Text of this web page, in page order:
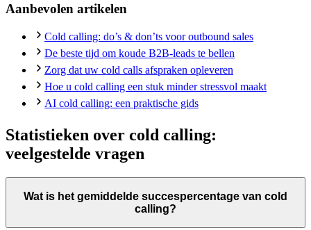
Aanbevolen artikelen
Cold calling: do’s & don’ts voor outbound sales
De beste tijd om koude B2B-leads te bellen
Zorg dat uw cold calls afspraken opleveren
Hoe u cold calling een stuk minder stressvol maakt
AI cold calling: een praktische gids
Statistieken over cold calling:
veelgestelde vragen
Wat is het gemiddelde succespercentage van cold
calling?